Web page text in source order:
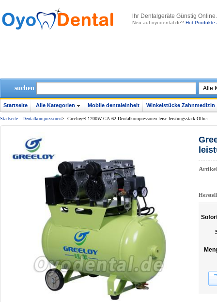
lhr Dentalgeräte Günstig
Neu auf oyodental.de? Hot Produkte
suchen
Startseite Alle Kategorien Mobile dentaleinheit Winkelstücke Zahnmedizin
Startseite - Dentalkompressoren‎> Greeloy® 1200W GA-62 Dentalkompressoren leise leistungsstark Ölfrei